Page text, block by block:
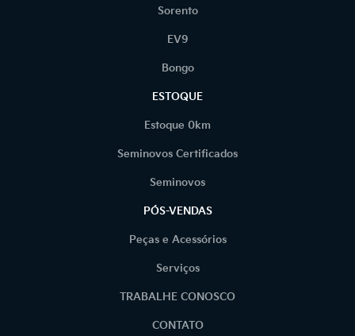
Sorento
EV9
Bongo
ESTOQUE
Estoque 0km
Seminovos Certificados
Seminovos
PÓS-VENDAS
Peças e Acessórios
Serviços
TRABALHE CONOSCO
CONTATO